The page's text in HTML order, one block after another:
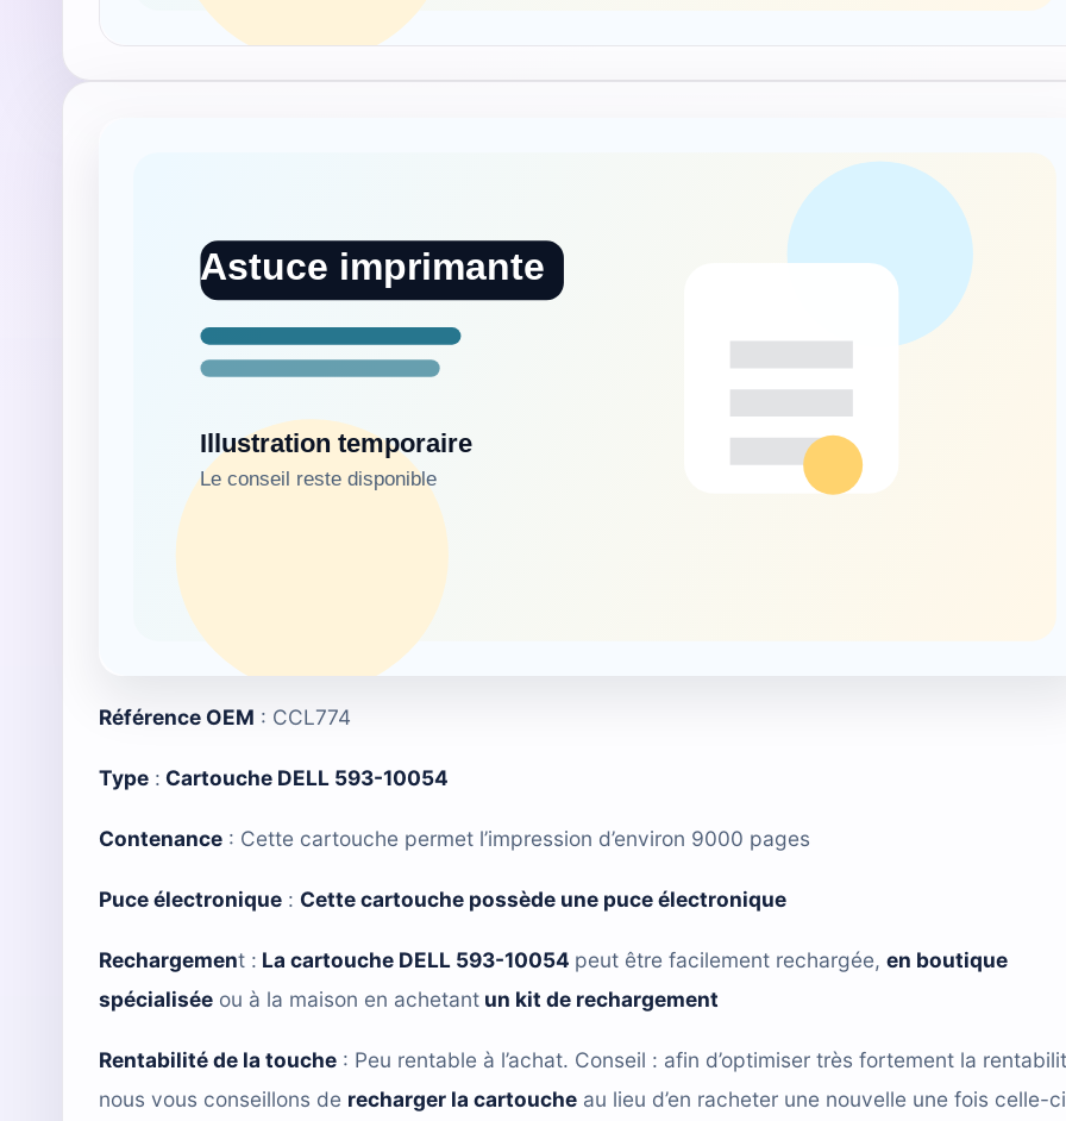
Référence OEM : CCL774
Type : Cartouche DELL 593-10054
Contenance : Cette cartouche permet l’impression d’environ 9000 pages
Puce électronique : Cette cartouche possède une puce électronique
Rechargement : La cartouche DELL 593-10054 peut être facilement rechargée, en boutique
spécialisée ou à la maison en achetant un kit de rechargement
Rentabilité de la touche : Peu rentable à l’achat. Conseil : afin d’optimiser très fortement la
nous vous conseillons de recharger la cartouche au lieu d’en racheter une nouvelle une fois celle-ci